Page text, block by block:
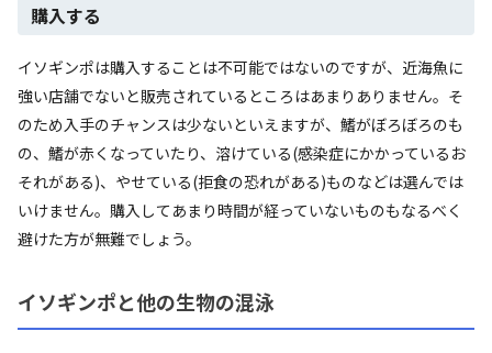
購入する
イソギンポは購入することは不可能ではないのですが、近海魚に
強い店舗でないと販売されているところはあまりありません。そ
のため入手のチャンスは少ないといえますが、鰭がぼろぼろのも
の、鰭が赤くなっていたり、溶けている(感染症にかかっているお
それがある)、やせている(拒食の恐れがある)ものなどは選んでは
いけません。購入してあまり時間が経っていないものもなるべく
避けた方が無難でしょう。
イソギンポと他の生物の混泳